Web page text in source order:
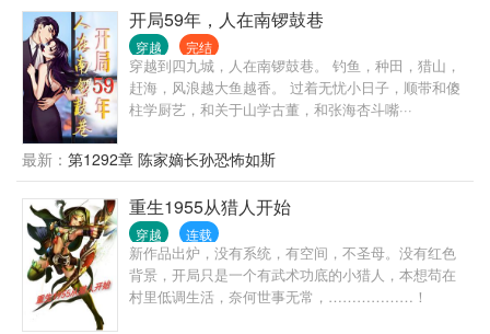
开局59年，人在南锣鼓巷
穿越 完结
穿越到四九城，人在南锣鼓巷。 钓鱼，种田，猎山，
赶海，风浪越大鱼越香。 过着无忧小日子，顺带和傻
柱学厨艺，和关于山学古董，和张海杏斗嘴···
最新： 第1292章 陈家嫡长孙恐怖如斯
重生1955从猎人开始
穿越 连载
新作品出炉，没有系统，有空间，不圣母。没有红色
背景，开局只是一个有武术功底的小猎人，本想苟在
村里低调生活，奈何世事无常，………………！